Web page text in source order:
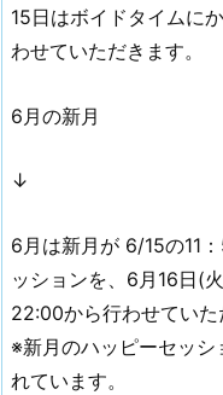
15日はボイドタイムに
わせていただきます。
6月の新月
↓
6月は新月が 6/15の11
ッションを、6月16日(
22:00から行わせていた
※新月のハッピーセッ
れています。